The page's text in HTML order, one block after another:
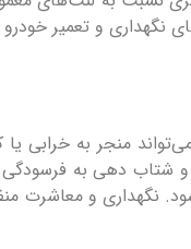
نگهداری و تعمیر
منجر به خرابی
نگهداری و معاشرت